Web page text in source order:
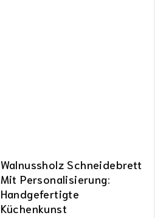
Walnussholz Schneidebrett
Mit Personalisierung:
Handgefertigte
Küchenkunst